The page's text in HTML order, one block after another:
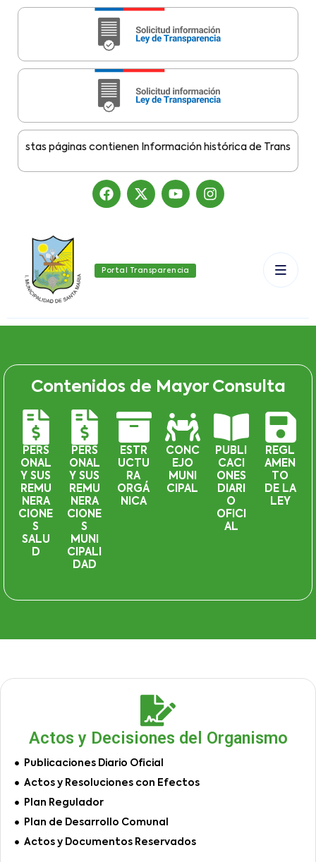
páginas contienen Información histórica de Transparencia
Portal Transparencia
Contenidos de Mayor Consulta
PERS
ONAL
Y SUS
REMU
NERA
CIONE
S
SALU
D
PERS
ONAL
Y SUS
REMU
NERA
CIONE
S
MUNI
CIPALI
DAD
ESTR
UCTU
RA
ORGÁ
NICA
CONC
EJO
MUNI
CIPAL
PUBLI
CACI
ONES
DIARI
O
OFICI
AL
REGL
AMEN
TO
DE LA
LEY
Actos y Decisiones del Organismo
Publicaciones Diario Oficial
Actos y Resoluciones con Efectos
Plan Regulador
Plan de Desarrollo Comunal
Actos y Documentos Reservados